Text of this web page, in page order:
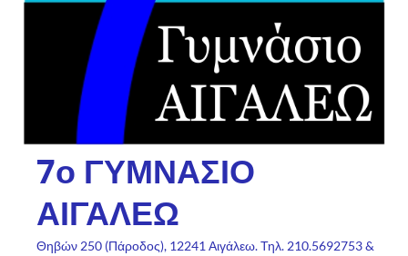
7ο ΓΥΜΝΑΣΙΟ
ΑΙΓΑΛΕΩ
Θηβών 250 (Πάροδος), 12241 Αιγάλεω. Τηλ. 210.5692753 &